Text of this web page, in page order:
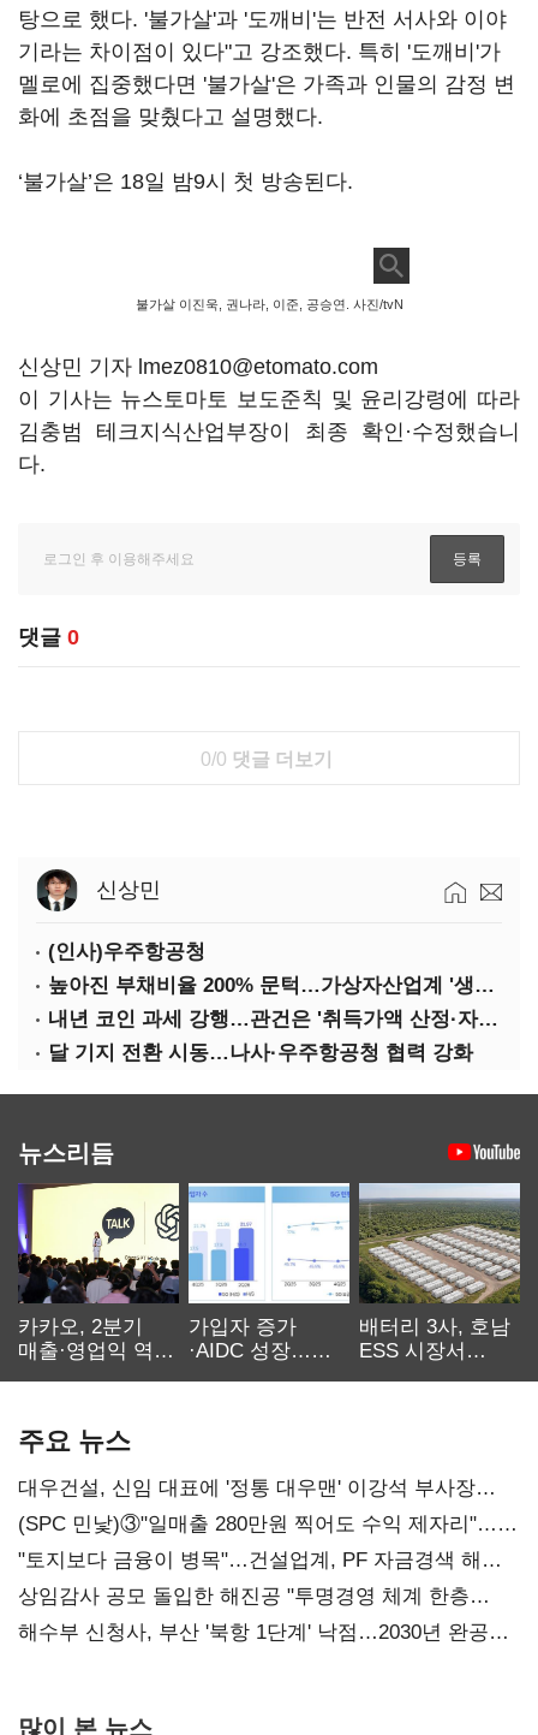
탕으로 했다. '불가살'과 '도깨비 '는 반전 서사와 이야
기라는 차이점이 있다"고 강조했다. 특히 '도깨비 '가
멜로에 집중했다면 '불가살'은 가족과 인물의 감정 변
화에 초점을 맞췄다고 설명했다.
‘불가살’은 18일 밤9시 첫 방송된다.
불가살 이진욱, 권나라, 이준, 공승연. 사진/tvN
신상민 기자 lmez0810@etomato.com
이 기사는 뉴스토마토 보도준칙 및 윤리강령에 따라
김충범 테크지식산업부장이 최종 확인·수정했습니
다.
댓글 0
0/0 댓글 더보기
신상민
(인사)우주항공청
높아진 부채비율 200% 문턱…가상자산업계 '생존 시험대'
내년 코인 과세 강행…관건은 '취득가액 산정·자산 이동'
달 기지 전환 시동…나사·우주항공청 협력 강화
뉴스리듬
카카오, 2분기
매출·영업익 역대
가입자 증가
·AIDC 성장…
배터리 3사, 호남
ESS 시장서
주요 뉴스
대우건설, 신임 대표에 '정통 대우맨' 이강석 부사장
내정
(SPC 민낯)③"일매출 280만원 찍어도 수익 제자리"…
점주 울리는 '상시 할인'
"토지보다 금융이 병목"…건설업계, PF 자금경색 해소
목소리
상임감사 공모 돌입한 해진공 "투명경영 체계 한층
강화"
해수부 신청사, 부산 '북항 1단계' 낙점…2030년 완공
많이 본 뉴스